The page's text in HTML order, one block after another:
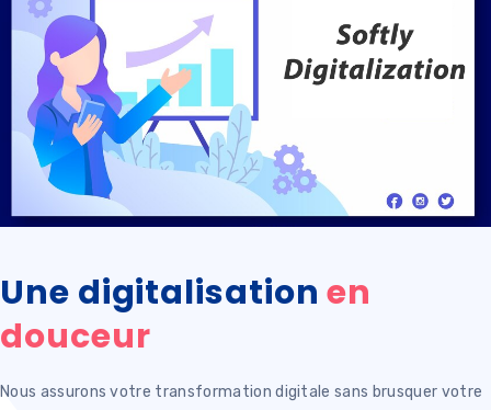
Une digitalisationen
douceur
Nous assurons votre transformation digitale sans brusquer votre